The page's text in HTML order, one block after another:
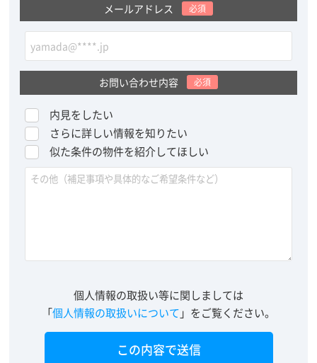
メールアドレス 必須
お問い合わせ内容 必須
内見をしたい
さらに詳しい情報を知りたい
似た条件の物件を紹介してほしい
個人情報の取扱い等に関しましては
「個人情報の取扱いについて 」をご覧ください。